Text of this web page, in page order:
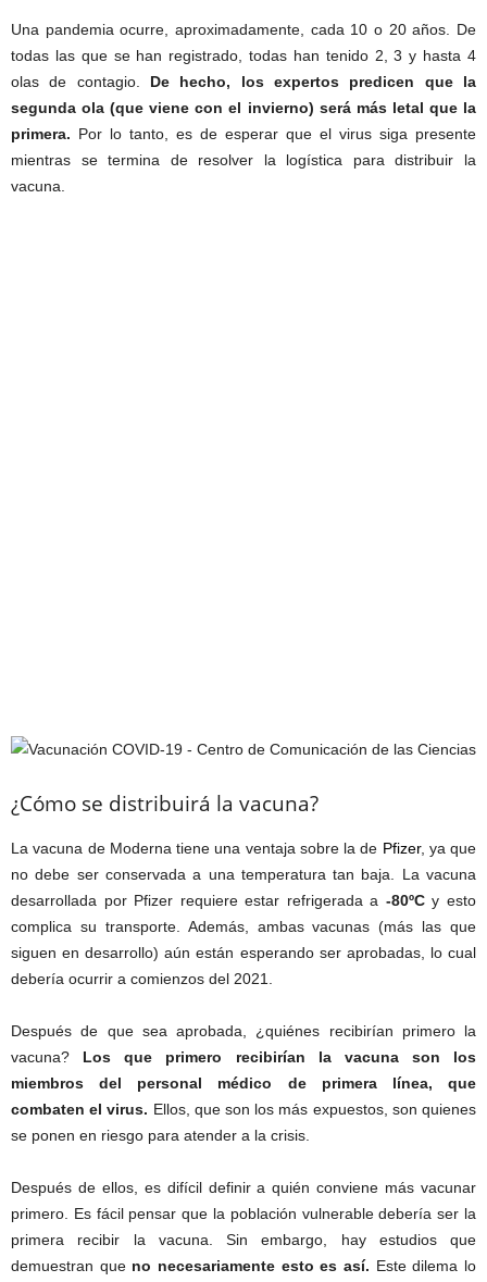
Una pandemia ocurre, aproximadamente, cada 10 o 20 años. De
todas las que se han registrado, todas han tenido 2, 3 y hasta 4
olas de contagio. De hecho, los expertos predicen que la
segunda ola (que viene con el invierno) será más letal que la
primera. Por lo tanto, es de esperar que el virus siga presente
mientras se termina de resolver la logística para distribuir la
vacuna.
¿Cómo se distribuirá la vacuna?
La vacuna de Moderna tiene una ventaja sobre la de Pfizer, ya que
no debe ser conservada a una temperatura tan baja. La vacuna
desarrollada por Pfizer requiere estar refrigerada a -80ºCy esto
complica su transporte. Además, ambas vacunas (más las que
siguen en desarrollo) aún están esperando ser aprobadas, lo cual
debería ocurrir a comienzos del 2021.
Después de que sea aprobada, ¿quiénes recibirían primero la
vacuna? Los que primero recibirían la vacuna son los
miembros del personal médico de primera línea, que
combaten el virus. Ellos, que son los más expuestos, son quienes
se ponen en riesgo para atender a la crisis.
Después de ellos, es difícil definir a quién conviene más vacunar
primero. Es fácil pensar que la población vulnerable debería ser la
primera recibir la vacuna. Sin embargo, hay estudios que
demuestran que no necesariamente esto es así. Este dilema lo